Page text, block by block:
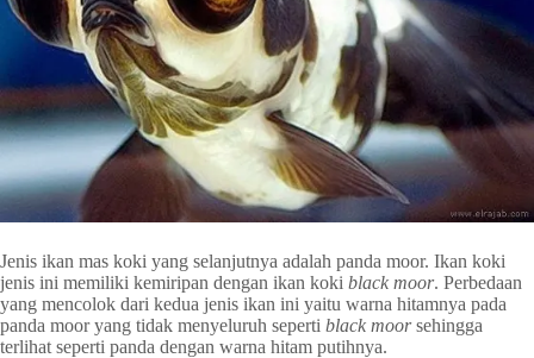
Jenis ikan mas koki yang selanjutnya adalah panda moor. Ikan koki
jenis ini memiliki kemiripan dengan ikan koki black moor. Perbedaan
yang mencolok dari kedua jenis ikan ini yaitu warna hitamnya pada
panda moor yang tidak menyeluruh seperti black moorsehingga
terlihat seperti panda dengan warna hitam putihnya.